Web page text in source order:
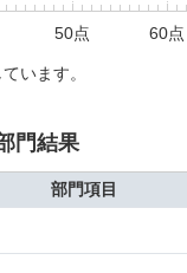
50点 60点
います。
門結果
部門項目